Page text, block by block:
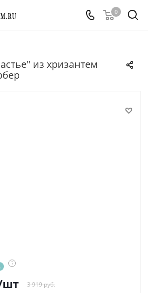
0
из хризантем
?
3 919 руб.